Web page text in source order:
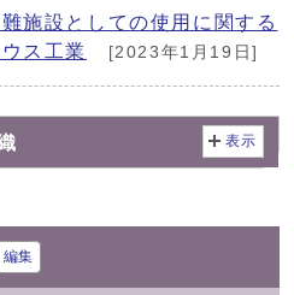
施設としての使用に関する
ス工業
[2023年1月19日]
表示
編集